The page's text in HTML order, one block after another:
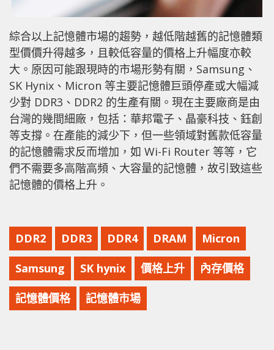
綜合以上記憶體市場的趨勢，越低階越舊的記憶體類
型價價升得越多，且較低容量的價格上升幅度亦較
大。原因可能跟現時的市場形勢有關，Samsung、
SK Hynix、Micron 等主要記憶體巨頭停產或大幅減
少對 DDR3、DDR2 的生產有關。現在主要廠商是由
台灣的幾間細廠，包括：華邦電子、晶豪科技、鈺創
等支撐。在產能的減少下，但一些領域對舊款低容量
的記憶體需求反而增加，如 Wi-Fi Router 等等，它
們不需要多高階高頻、大容量的記憶體，故引致這些
記憶體的價格上升。
DDR2 DDR3 DDR4 DRAM Micron
Samsung SK hynix 價格上升 內存價格
記憶體價格 記憶體市場